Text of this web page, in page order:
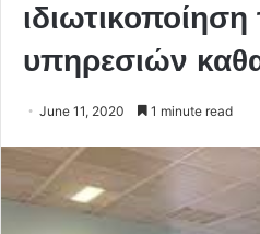
υπηρεσιών
June 11, 2020 1 minute read